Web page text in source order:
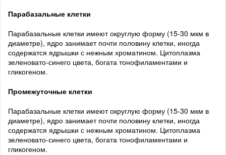
Парабазальные клетки
Парабазальные клетки имеют округлую форму (15-30 мкм в
диаметре), ядро занимает почти половину клетки, иногда
содержатся ядрышки с нежным хроматином. Цитоплазма
зеленовато-синего цвета, богата тонофиламентами и
гликогеном.
Промежуточные клетки
Парабазальные клетки имеют округлую форму (15-30 мкм в
диаметре), ядро занимает почти половину клетки, иногда
содержатся ядрышки с нежным хроматином. Цитоплазма
зеленовато-синего цвета, богата тонофиламентами и
гликогеном.